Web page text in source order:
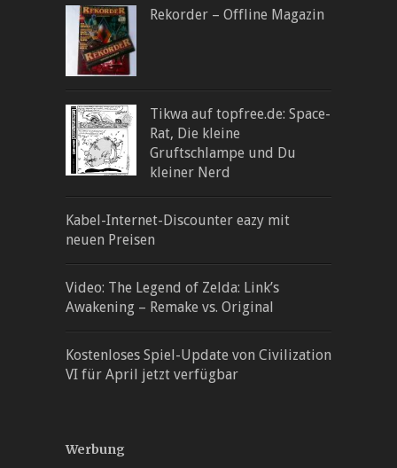
Rekorder – Offline Magazin
Tikwa auf topfree.de: Space-
Rat, Die kleine
Gruftschlampe und Du
kleiner Nerd
Kabel-Internet-Discounter eazy mit
neuen Preisen
Video: The Legend of Zelda: Link’s
Awakening – Remake vs. Original
Kostenloses Spiel-Update von Civilization
VI für April jetzt verfügbar
Werbung